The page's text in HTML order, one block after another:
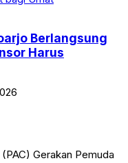
Berlangsung
Harus
Gerakan Pemuda